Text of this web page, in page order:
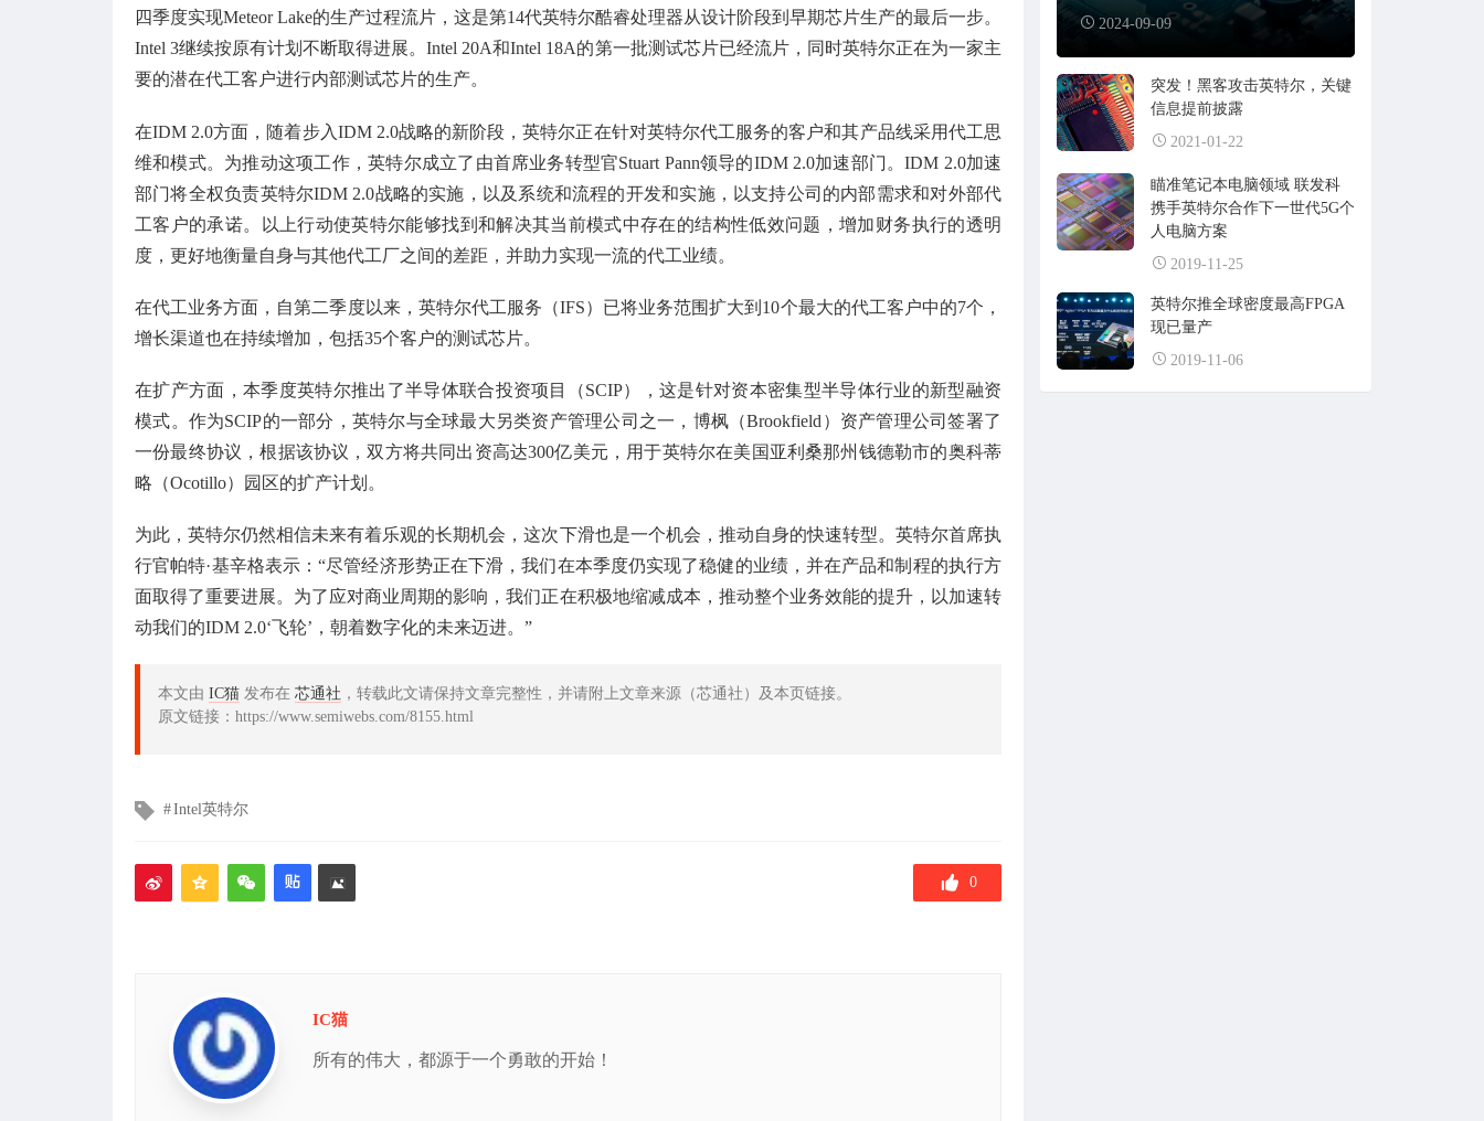
四季度实现Meteor Lake的生产过程流片，这是第14代英特尔酷睿处理器从设计阶段到早期芯片生产的最后一步。
Intel 3继续按原有计划不断取得进展。Intel 20A和Intel 18A的第一批测试芯片已经流片，同时英特尔正在为一家主
要的潜在代工客户进行内部测试芯片的生产。
在IDM 2.0方面，随着步入IDM 2.0战略的新阶段，英特尔正在针对英特尔代工服务的客户和其产品线采用代工思
维和模式。为推动这项工作，英特尔成立了由首席业务转型官Stuart Pann领导的IDM 2.0加速部门。IDM 2.0加速
部门将全权负责英特尔IDM 2.0战略的实施，以及系统和流程的开发和实施，以支持公司的内部需求和对外部代
工客户的承诺。以上行动使英特尔能够找到和解决其当前模式中存在的结构性低效问题，增加财务执行的透明
度，更好地衡量自身与其他代工厂之间的差距，并助力实现一流的代工业绩。
在代工业务方面，自第二季度以来，英特尔代工服务（IFS）已将业务范围扩大到10个最大的代工客户中的7个，
增长渠道也在持续增加，包括35个客户的测试芯片。
在扩产方面，本季度英特尔推出了半导体联合投资项目（SCIP），这是针对资本密集型半导体行业的新型融资
模式。作为SCIP的一部分，英特尔与全球最大另类资产管理公司之一，博枫（Brookfield）资产管理公司签署了
一份最终协议，根据该协议，双方将共同出资高达300亿美元，用于英特尔在美国亚利桑那州钱德勒市的奥科蒂
略（Ocotillo）园区的扩产计划。
为此，英特尔仍然相信未来有着乐观的长期机会，这次下滑也是一个机会，推动自身的快速转型。英特尔首席执
行官帕特·基辛格表示：“尽管经济形势正在下滑，我们在本季度仍实现了稳健的业绩，并在产品和制程的执行方
面取得了重要进展。为了应对商业周期的影响，我们正在积极地缩减成本，推动整个业务效能的提升，以加速转
动我们的IDM 2.0‘飞轮’，朝着数字化的未来迈进。”
本文由 IC猫 发布在 芯通社 ，转载此文请保持文章完整性，并请附上文章来源（芯通社）及本页链接。
原文链接：https://www.semiwebs.com/8155.html
文
签
Intel英特尔
0
IC猫
所有的伟大，都源于一个勇敢的开始！
2024-09-09
突发！黑客攻击英特尔，关键
信息提前披露
2021-01-22
瞄准笔记本电脑领域 联发科
携手英特尔合作下一世代5G个
人电脑方案
2019-11-25
英特尔推全球密度最高FPGA
现已量产
2019-11-06